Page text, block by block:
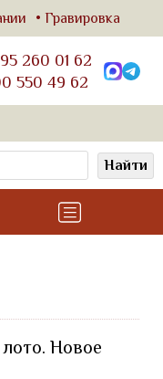
Гравировка
260 01 62
550 49 62
Найти
Новое